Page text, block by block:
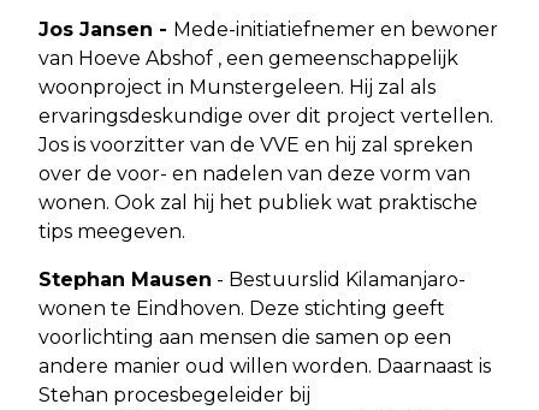
Jos Jansen - Mede-initiatiefnemer en bewoner
van Hoeve Abshof , een gemeenschappelijk
woonproject in Munstergeleen. Hij zal als
ervaringsdeskundige over dit project vertellen.
Jos is voorzitter van de VVE en hij zal spreken
over de voor- en nadelen van deze vorm van
wonen. Ook zal hij het publiek wat praktische
tips meegeven.
Stephan Mausen - Bestuurslid Kilamanjaro-
wonen te Eindhoven. Deze stichting geeft
voorlichting aan mensen die samen op een
andere manier oud willen worden. Daarnaast is
Stehan procesbegeleider bij